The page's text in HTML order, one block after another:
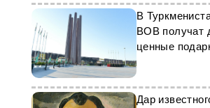
В
ВОВ получат
ценные
президента
Дар